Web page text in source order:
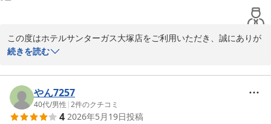
この度はホテルサンターガス大塚店をご利用いただき、誠にありが
とうございます。
しました。
駅からのアクセスや価格面にご満足いただけたことは、私どもにと
って大きな励みでございます。
続きを読む
やん7257
40代/男性 |2件のクチコミ
4 2026年5月19日投稿